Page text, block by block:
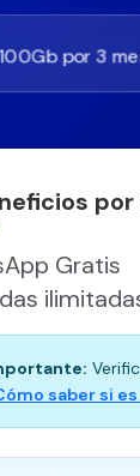
por 3
por
Gratis
saber si